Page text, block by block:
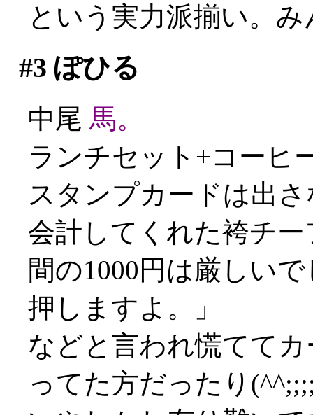
という実力派揃い。
#3 ぽひる
中尾 馬。
ランチセット+コーヒ
スタンプカードは出
会計してくれた袴チ
間の1000円は厳しい
押しますよ。」
などと言われ慌てて
ってた方だったり